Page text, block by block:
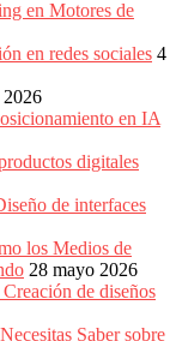
en Motores de
en redes sociales 4
en IA
digitales
de interfaces
los Medios de
28 mayo 2026
de diseños
Saber sobre